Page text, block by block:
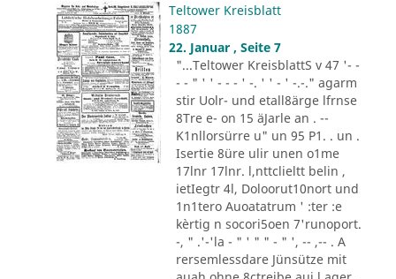
Teltower Kreisblatt
1887
22. Januar , Seite 7
"...Teltower KreisblattS v 47 '- -
- - " ' ' - - - ' -. ' ' - ' -.-." agarm
stir Uolr- und etall8ärge lfrnse
8Tre e- on 15 äJarle an . --
K1nllorsürre u" un 95 P1. . un .
Isertie 8üre ulir unen o1me
17lnr 17lnr. l,nttclieltt belin ,
ietIegtr 4l, Doloorut10nort und
1n1tero Auoatatrum ' :ter :e
kèrtig n socori5oen 7'runoport.
-, " .'-'la - " ' " " - " ', -- ,-- . A
rersemlessdare Jünsütze mit